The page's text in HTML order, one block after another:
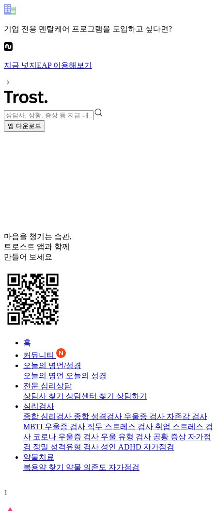
기업 전용 멘탈케어 프로그램을 도입하고 싶다면?
지금 넛지EAP이용해보기
앱 다운로드
마음을 챙기는 습관,
트로스트 앱과 함께
만들어 보세요
홈
커뮤니티
오늘의 명언/성경
오늘의 명언 오늘의 성경
전문 심리상담
상담사 찾기 상담센터 찾기 상담하기
심리검사
종합 심리검사 종합 성격검사 우울증 검사 자존감 검사
MBTI 우울증 검사 직무 스트레스 검사 취업 스트레스 검
사 코로나 우울증 검사 우울 유형 검사 공황 증상 자가점
검 정밀 성격유형 검사 성인 ADHD 자가점검
약물치료
복용약 찾기 약물 의존도 자가점검
1